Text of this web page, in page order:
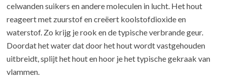
celwanden suikers en andere moleculen in lucht. Het hout
reageert met zuurstof en creëert koolstofdioxide en
waterstof. Zo krijg je rook en de typische verbrande geur.
Doordat het water dat door het hout wordt vastgehouden
uitbreidt, splijt het hout en hoor je het typische gekraak van
vlammen.